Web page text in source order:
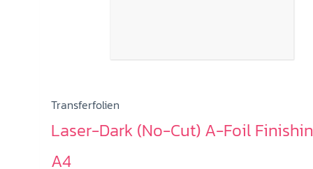
Transferfolien
Laser-Dark (No-Cut) A-Foil
A4